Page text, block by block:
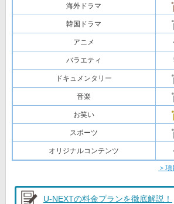
海外ドラマ
韓国ドラマ
アニメ
バラエティ
ドキュメンタリー
音楽
お笑い
スポーツ
オリジナルコンテンツ
＞
U-NEXTの料金プランを徹底解説！